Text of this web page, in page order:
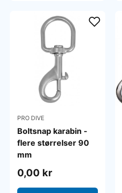
PRO DIVE
Boltsnap karabin -
flere størrelser 90
mm
0,00 kr